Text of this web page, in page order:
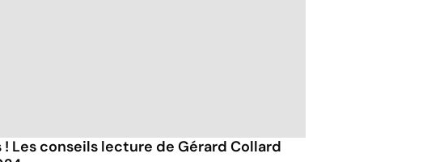
! Les conseils lecture de Gérard Collard